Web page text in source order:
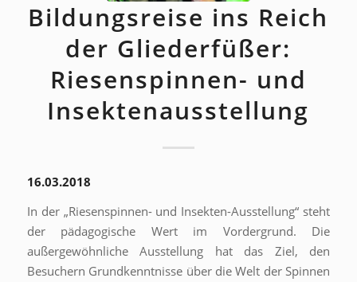
Bildungsreise ins Reich
der Gliederfüßer:
Riesenspinnen- und
Insektenausstellung
16.03.2018
In der „Riesenspinnen- und Insekten-Ausstellung“ steht
der pädagogische Wert im Vordergrund. Die
außergewöhnliche Ausstellung hat das Ziel, den
Besuchern Grundkenntnisse über die Welt der Spinnen